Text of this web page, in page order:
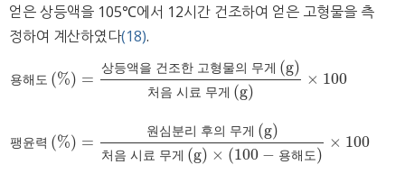
얻은 상등액을 105℃에서 12시간 건조하여 얻은 고형물을 측
정하여 계산하였다(18).
용해 도 (%) =
상등액을 건조한 고형물의 무게 (g)
처음 시 료 무게 (g)
× 100
용해도 %=상 등액을 건조한 고형물의 무게g처음 시료 무 게g×
팽윤력 (%) =
원심분리 후의 무게 (g)
처음 시 료 무게 (g) × (100 − 용해 도)
× 100
팽윤력 %=원 심분리 후의 무게g처음 시료 무게g×100-용해도 ×100